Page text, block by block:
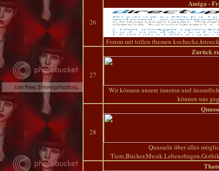
26
Amiga -
Forum mit tollen themen
27
Zurück
Wir können unsere inneren und
können uns
28
Quasseln über alles